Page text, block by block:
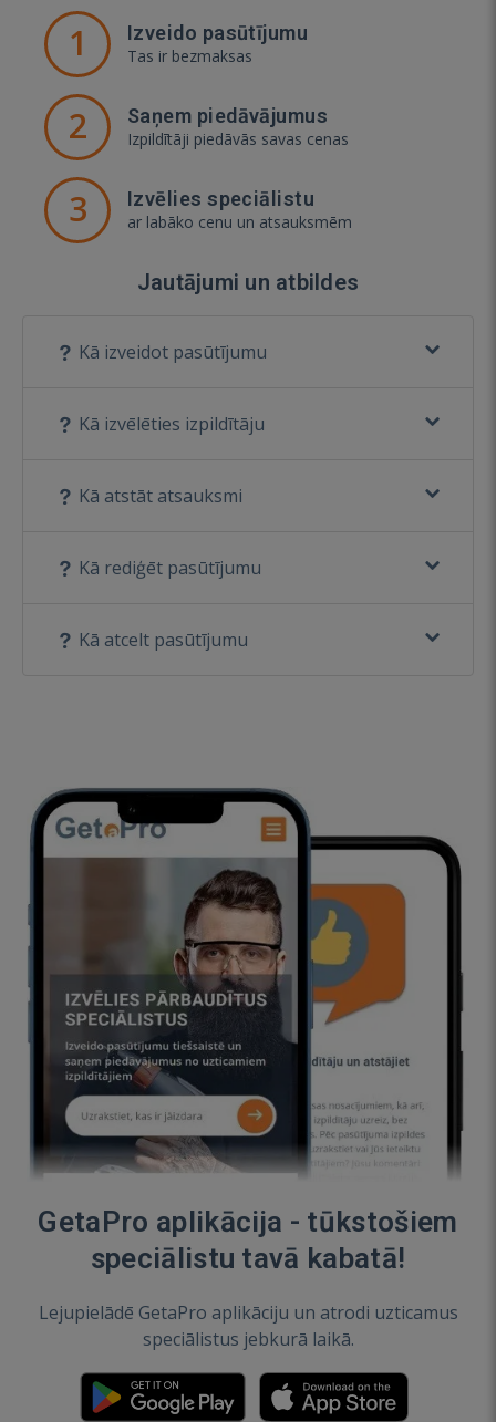
1 Izveido pasūtījumu
Tas ir bezmaksas
2 Saņem piedāvājumus
Izpildītāji piedāvās savas cenas
3 Izvēlies speciālistu
ar labāko cenu un atsauksmēm
Jautājumi un atbildes
Kā izveidot pasūtījumu
Kā izvēlēties izpildītāju
Kā atstāt atsauksmi
Kā rediģēt pasūtījumu
Kā atcelt pasūtījumu
GetaPro aplikācija - tūkstošiem
speciālistu tavā kabatā!
Lejupielādē GetaPro aplikāciju un atrodi uzticamus
speciālistus jebkurā laikā.